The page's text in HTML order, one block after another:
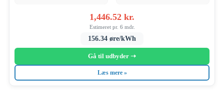
1,446.52 kr.
Estimeret pr. 6 mdr.
156.34 øre/kWh
Gå til udbyder ➝
Læs mere »